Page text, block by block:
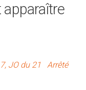
JO du 21
Arrêté